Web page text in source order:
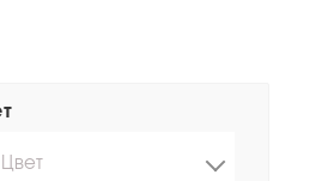
Цвет